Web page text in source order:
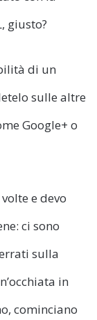
giusto?
di un
sulle altre
Google+ o
e devo
ci sono
sulla
in
cominciano